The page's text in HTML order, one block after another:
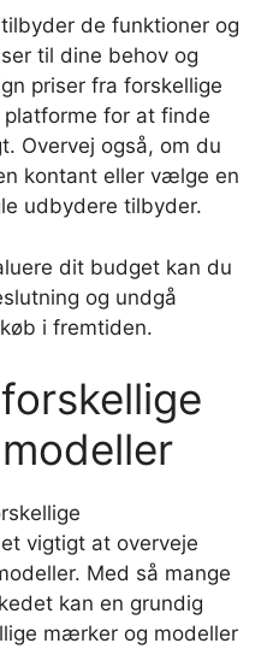
de funktioner og
til dine behov og
priser fra forskellige
for at finde
Overvej også, om du
kontant eller vælge en
udbydere tilbyder.
dit budget kan du
og undgå
i fremtiden.
vigtigt at overveje
Med så mange
kan en grundig
mærker og modeller